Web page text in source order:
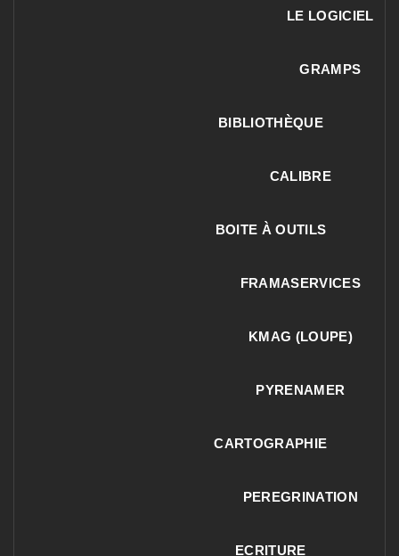
LE LOGICIEL
GRAMPS
BIBLIOTHÈQUE
CALIBRE
BOITE À OUTILS
FRAMASERVICES
KMAG (LOUPE)
PYRENAMER
CARTOGRAPHIE
PEREGRINATION
ECRITURE